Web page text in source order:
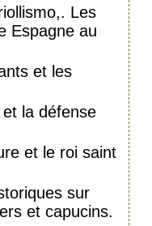
Les
Espagne au
et les
la défense
et le roi saint
sur
et capucins.